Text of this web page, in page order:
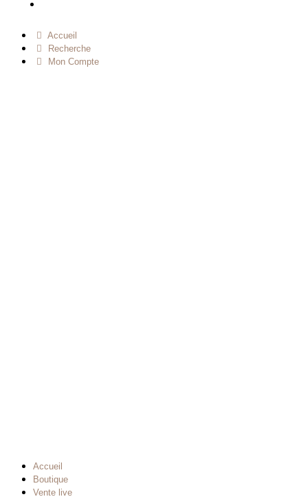
Accueil
Recherche
Mon Compte
Accueil
Boutique
Vente live